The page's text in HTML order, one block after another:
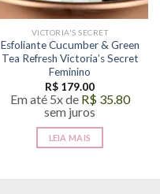
VICTORIA'S SECRET
Esfoliante Cucumber & Green
Tea Refresh Victoria’s Secret
Feminino
R$ 179.00
Em até 5x de R$35.80
sem juros
LEIA MAIS